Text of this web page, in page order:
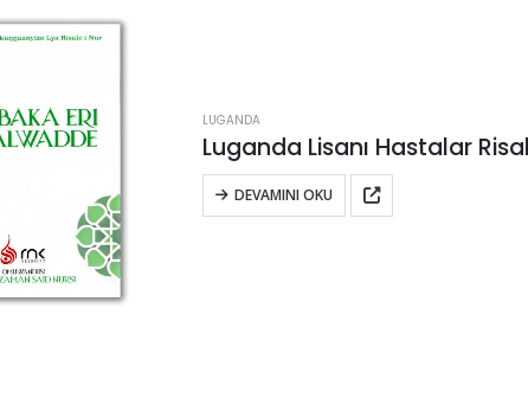
LUGANDA
Luganda Lisanı Hastalar
DEVAMINI OKU